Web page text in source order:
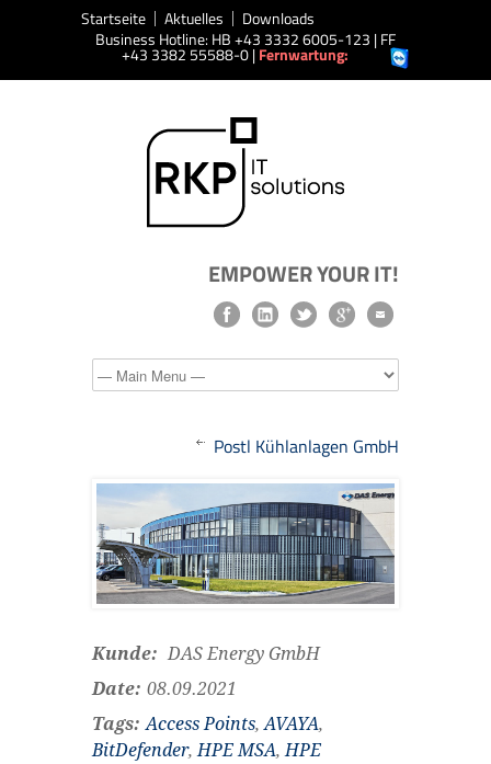
Startseite Aktuelles
Downloads
Business Hotline: HB +43 3332 6005-123 | FF
+43 3382 55588-0 |Fernwartung:
EMPOWER YOUR IT!
Postl Kühlanlagen GmbH
Kunde: DAS Energy GmbH
Date: 08.09.2021
Tags: Access Points, AVAYA,
BitDefender, HPE MSA, HPE